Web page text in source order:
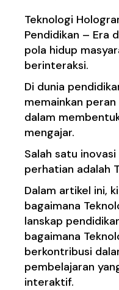
Teknologi
Pendidikan – Era
pola hidup
berinteraksi.
Di dunia
memainkan
dalam
mengajar.
Salah satu
perhatian adalah
Dalam artikel ini,
bagaimana
lanskap
bagaimana
berkontribusi
pembelajaran
interaktif.